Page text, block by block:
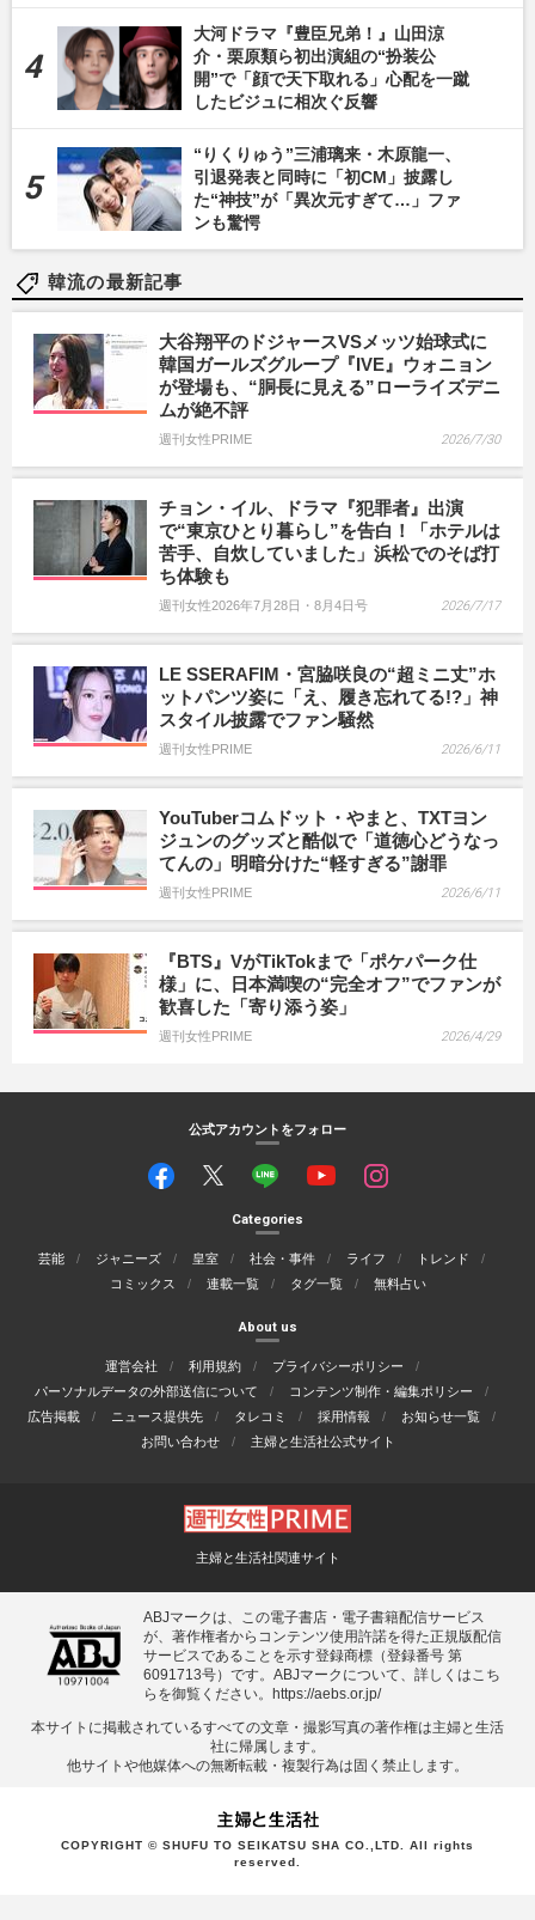
大河ドラマ『豊臣兄弟！』山田涼
介・栗原類ら初出演組の“扮装公
開”で「顔で天下取れる」心配を一蹴
したビジュに相次ぐ反響
“りくりゅう”三浦璃来・木原龍一、
引退発表と同時に「初CM」披露し
た“神技”が「異次元すぎて…」ファ
ンも驚愕
韓流の最新記事
大谷翔平のドジャースVSメッツ始球式に
韓国ガールズグループ『IVE』ウォニョン
が登場も、“胴長に見える”ローライズデニ
ムが絶不評
週刊女性PRIME 2026/7/30
チョン・イル、ドラマ『犯罪者』出演
で“東京ひとり暮らし”を告白！「ホテルは
苦手、自炊していました」浜松でのそば打
ち体験も
週刊女性2026年7月28日・8月4日号 2026/7/17
LE SSERAFIM・宮脇咲良の“超ミニ丈”ホ
ットパンツ姿に「え、履き忘れてる!?」神
スタイル披露でファン騒然
週刊女性PRIME 2026/6/11
YouTuberコムドット・やまと、TXTヨン
ジュンのグッズと酷似で「道徳心どうなっ
てんの」明暗分けた“軽すぎる”謝罪
週刊女性PRIME 2026/6/11
『BTS』VがTikTokまで「ポケパーク仕
様」に、日本満喫の“完全オフ”でファンが
歓喜した「寄り添う姿」
週刊女性PRIME 2026/4/29
公式アカウントをフォロー
Categories
芸能 ジャニーズ 皇室 社会・事件 ライフ
トレンド
コミックス
連載一覧 タグ一覧 無料占い
About us
運営会社 利用規約
プライバシーポリシー
パーソナルデータの外部送信について
コンテンツ制作・編集ポリシー
広告掲載
ニュース提供先 タレコミ 採用情報
お知らせ一覧
お問い合わせ
主婦と生活社公式サイト
主婦と生活社関連サイト
ABJマークは、この電子書店・電子書籍配信サービス
が、著作権者からコンテンツ使用許諾を得た正規版配信
サービスであることを示す登録商標（登録番号 第
6091713号）です。ABJマークについて、詳しくはこち
らを御覧ください。 https://aebs.or.jp/
本サイトに掲載されているすべての⽂章・撮影写真の著作権は主婦と⽣活
社に帰属します。
他サイトや他媒体への無断転載・複製⾏為は固く禁⽌します。
COPYRIGHT © SHUFU TO SEIKATSU SHA CO.,LTD. All rights
reserved.